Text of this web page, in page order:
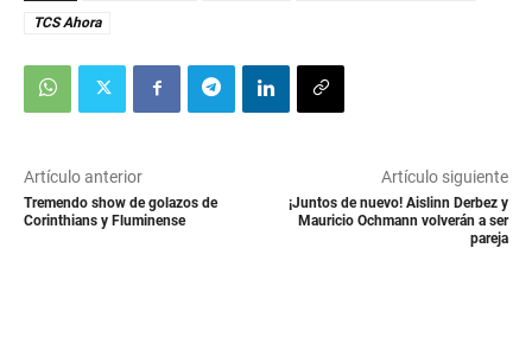
TCS Ahora
Artículo anterior
Tremendo show de golazos de
Corinthians y Fluminense
Artículo siguiente
¡Juntos de nuevo! Aislinn Derbez y
Mauricio Ochmann volverán a ser
pareja